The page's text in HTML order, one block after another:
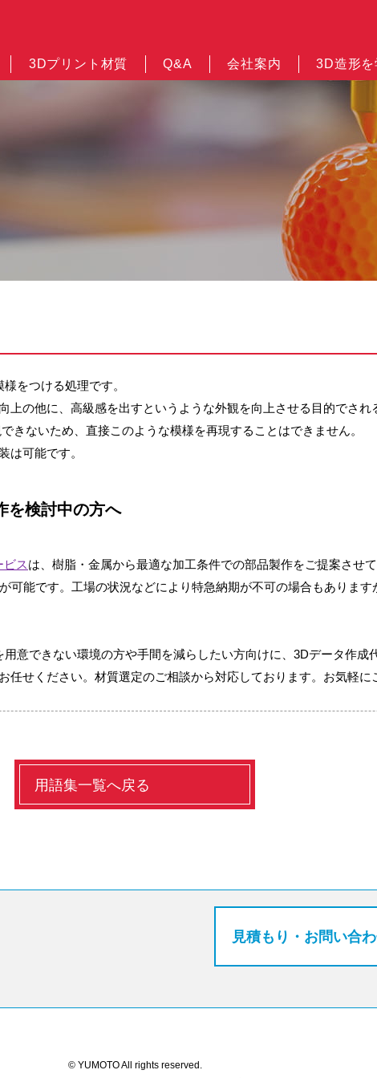
3Dプリント材質 Q&A 会社案内 3D造形を
をつける処理です。
上の他に、高級感を出すというような外観を向上させる目的でされ
きないため、直接このような模様を再現することはできません。
は可能です。
を検討中の方へ
ビスは、樹脂・金属から最適な加工条件での部品製作をご提案させ
可能です。工場の状況などにより特急納期が不可の場合もありま
意できない環境の方や手間を減らしたい方向けに、3Dデータ作成
せください。材質選定のご相談から対応しております。お気軽に
用語集一覧へ戻る
見積もり・お問い合
© YUMOTO All rights reserved.